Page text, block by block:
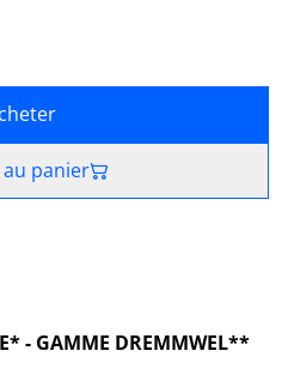
panier
- GAMME DREMMWEL**